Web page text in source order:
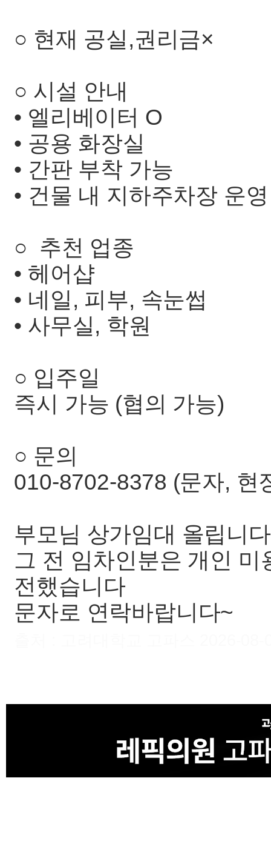
○ 현재 공실,권리금×
○ 시설 안내
• 엘리베이터 O
• 공용 화장실
• 간판 부착 가능
• 건물 내 지하주차장 운
○ 추천 업종
• 헤어샵
• 네일, 피부, 속눈썹
• 사무실, 학원
○ 입주일
즉시 가능 (협의 가능)
○ 문의
010-8702-8378 (문자, 현
부모님 상가임대 올립니다
그 전 임차인분은 개인
전했습니다
문자로 연락바랍니다~